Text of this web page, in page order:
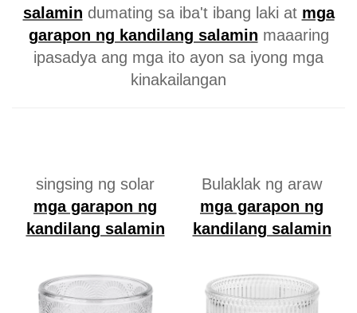
salamin dumating sa iba't ibang laki at mga
garapon ng kandilang salamin maaaring
ipasadya ang mga ito ayon sa iyong mga
kinakailangan
singsing ng solar
mga garapon ng
kandilang salamin
Bulaklak ng araw
mga garapon ng
kandilang salamin